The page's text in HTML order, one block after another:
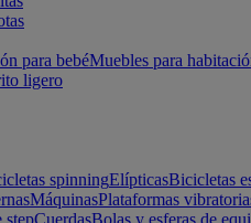
para bebéMuebles para
ligero
spinningElípticasBicicletas
MáquinasPlataformas
stepCuerdasBolas y esferas de